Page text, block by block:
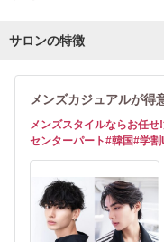
サロンの特徴
メンズカジュアルが得
メンズスタイルならお任
センターパート#韓国#学